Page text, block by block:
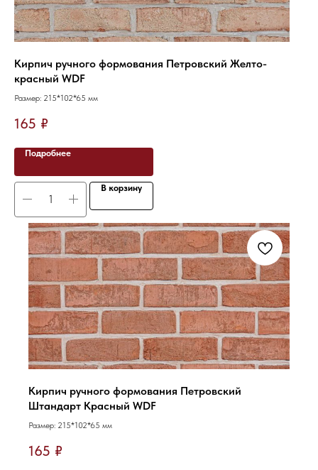
Кирпич ручного формования Петровский Желто-
красный WDF
Размер: 215*102*65 мм
165 ₽
Подробнее
В корзину
Кирпич ручного формования Петровский
Штандарт Красный WDF
Размер: 215*102*65 мм
165 ₽